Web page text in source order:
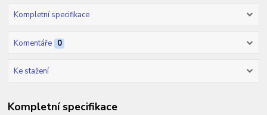
Kompletní specifikace
Komentáře 0
Ke stažení
Kompletní specifikace